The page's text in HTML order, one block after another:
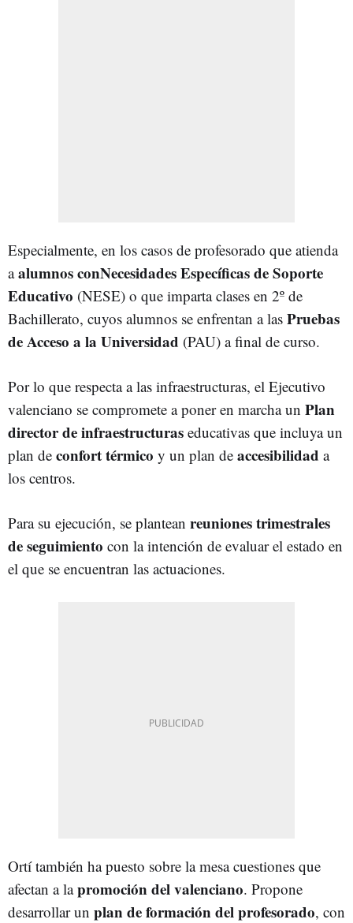
Especialmente, en los casos de profesorado que atienda
aalumnos conNecesidades Específicas de Soporte
Educativo (NESE) o que imparta clases en 2º de
Bachillerato, cuyos alumnos se enfrentan a las Pruebas
de Acceso a la Universidad (PAU) a final de curso.
Por lo que respecta a las infraestructuras, el Ejecutivo
valenciano se compromete a poner en marcha un Plan
director de infraestructuras educativas que incluya un
plan de confort térmico y un plan de accesibilidad a
los centros.
Para su ejecución, se plantean reuniones trimestrales
de seguimiento con la intención de evaluar el estado en
el que se encuentran las actuaciones.
Ortí también ha puesto sobre la mesa cuestiones que
afectan a lapromoción del valenciano. Propone
desarrollar un plan de formación del profesorado, con